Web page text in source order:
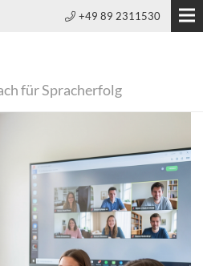
+49 89 2311530
für Spracherfolg